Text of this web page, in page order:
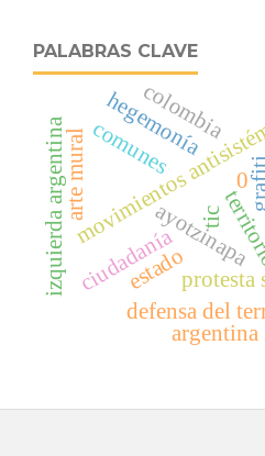
PALABRAS CLAVE
ayotzinapa
protesta
movimientos
defensa del
hegemonía
ciudadanía
arte mural
argentina
estado
izquierda argentina comunes
colombia
tic
0